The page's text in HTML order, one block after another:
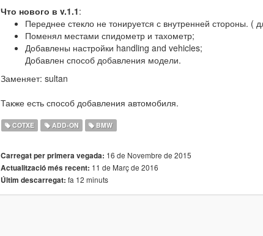
Что нового в v.1.1:
Переднее стекло не тонируется с внутренней стороны. (
Поменял местами спидометр и тахометр;
Добавлены настройки handling and vehicles;
Добавлен способ добавления модели.
Заменяет: sultan
Также есть способ добавления автомобиля.
COTXE ADD-ON BMW
Carregat per primera vegada: 16 de Novembre de 2015
Actualització més recent: 11 de Març de 2016
Últim descarregat: fa 12 minuts